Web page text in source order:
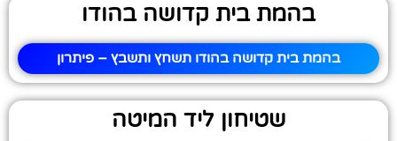
בהמת בית קדושה בהודו
בהמת בית קדושה בהודו תשחץ ותשבץ – פיתרון
שטיחון ליד המיטה